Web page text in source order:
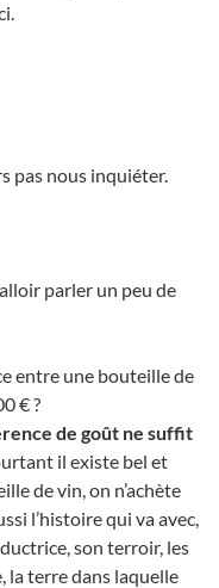
pas nous inquiéter.
parler un peu de
entre une bouteille de
€ ?
de goût ne suffit
il existe bel et
de vin, on n’achète
l’histoire qui va avec,
son terroir, les
la terre dans laquelle